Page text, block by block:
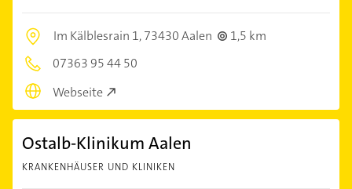
Im Kälblesrain 1,73430 Aalen
1,5 km
07363 95 44 50
Webseite
Ostalb-Klinikum Aalen
KRANKENHÄUSER UND KLINIKEN